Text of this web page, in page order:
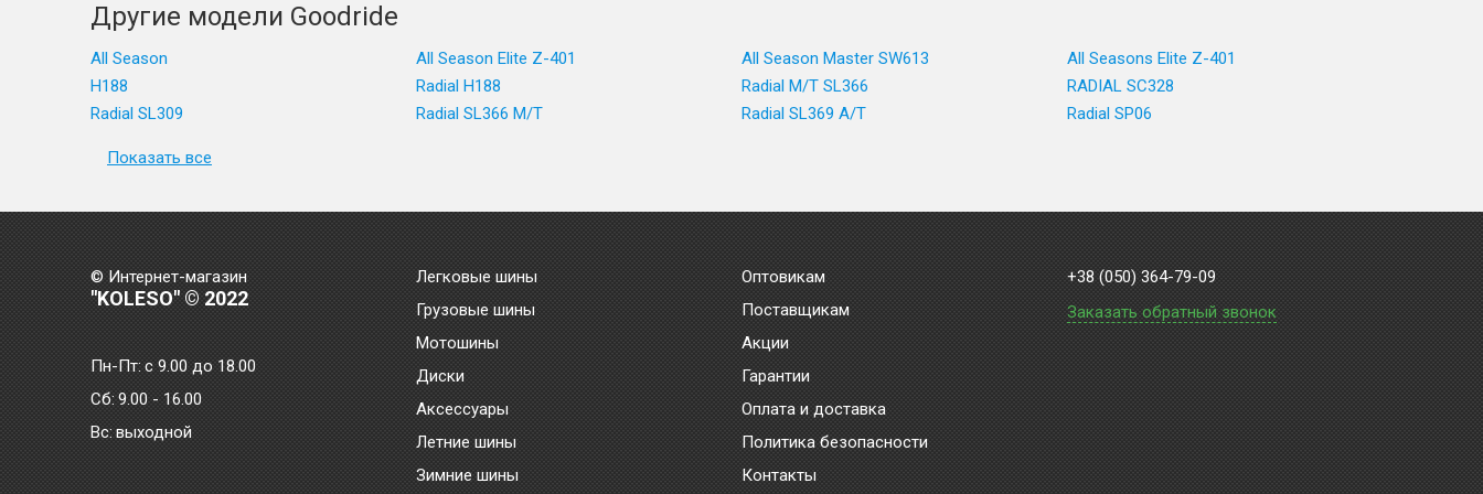
Другие модели Goodride
All Season All Season Elite Z-401 All Season Master SW613
All Seasons Elite Z-401
H188
Radial H188 Radial M/T SL366
RADIAL SC328
Radial SL309
Radial SL366 M/T Radial SL369 A/T Radial SP06
Показать все
© Интернет-магазин
"KOLESO" © 2022
Пн-Пт:с 9.00 до 18.00
Сб: 9.00 - 16.00
Bc: выходной
Легковые шины
Грузовые шины
Мотошины
Диски
Аксессуары
Летние шины
Зимние шины
Оптовикам
Поставщикам
Акции
Гарантии
Оплата и доставка
Политика безопасности
Контакты
+38 (050) 364-79-09
Заказать обратный звонок